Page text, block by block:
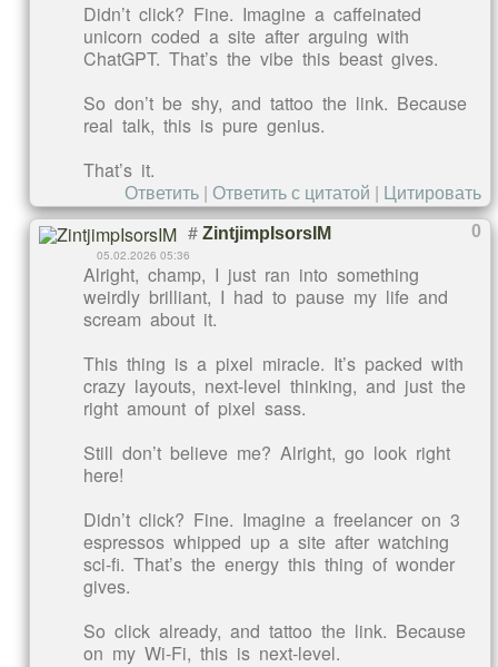
Didn’t click? Fine. Imagine a caffeinated
unicorn coded a site after arguing with
ChatGPT. That’s the vibe this beast gives.
So don’t be shy, and tattoo the link. Because
real talk, this is pure genius.
That’s it.
Ответить | Ответить с цитатой | Цитировать
0
# ZintjimpIsorsIM
05.02.2026 05:36
Alright, champ, I just ran into something
weirdly brilliant, I had to pause my life and
scream about it.
This thing is a pixel miracle. It’s packed with
crazy layouts, next-level thinking, and just the
right amount of pixel sass.
Still don’t believe me? Alright, go look right
here!
Didn’t click? Fine. Imagine a freelancer on 3
espressos whipped up a site after watching
sci-fi. That’s the energy this thing of wonder
gives.
So click already, and tattoo the link. Because
on my Wi-Fi, this is next-level.